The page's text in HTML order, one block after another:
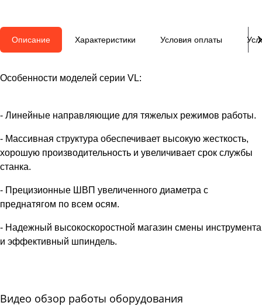
Описание Характеристики Условия оплаты
Особенности моделей серии VL:
- Линейные направляющие для тяжелых режимов работы.
- Массивная структура обеспечивает высокую жесткость,
хорошую производительность и увеличивает срок службы
станка.
- Прецизионные ШВП увеличенного диаметра с
преднатягом по всем осям.
- Надежный высокоскоростной магазин смены инструмента
и эффективный шпиндель.
Видео обзор работы оборудования